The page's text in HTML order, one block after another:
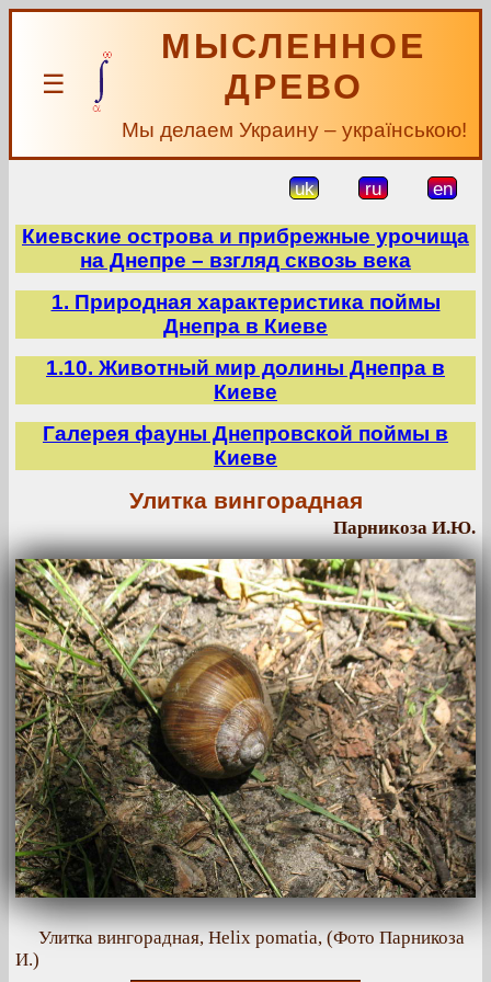
☰
МЫСЛЕННОЕ
ДРЕВО
Мы делаем Украину – українською!
uk ru en
Киевские острова и прибрежные урочища
на Днепре – взгляд сквозь века
1. Природная характеристика поймы
Днепра в Киеве
1.10. Животный мир долины Днепра в
Киеве
Галерея фауны Днепровской поймы в
Киеве
Улитка вингорадная
Парникоза И.Ю.
Улитка вингорадная, Helix pomatia, (Фото Парникоза
И.)